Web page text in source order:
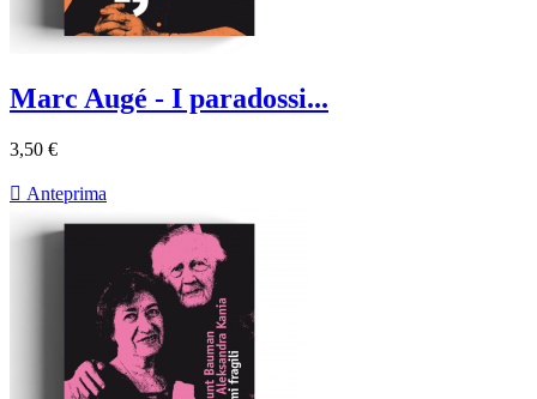
Marc Augé - I paradossi...
3,50 €
 Anteprima